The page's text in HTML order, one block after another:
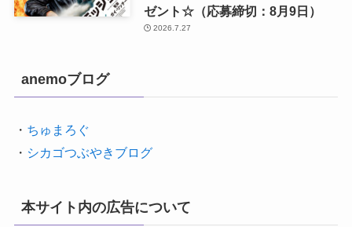
ゼント☆（応募締切：8月9日）
2026.7.27
anemoブログ
・ ちゅまろぐ
・ シカゴつぶやきブログ
本サイト内の広告について